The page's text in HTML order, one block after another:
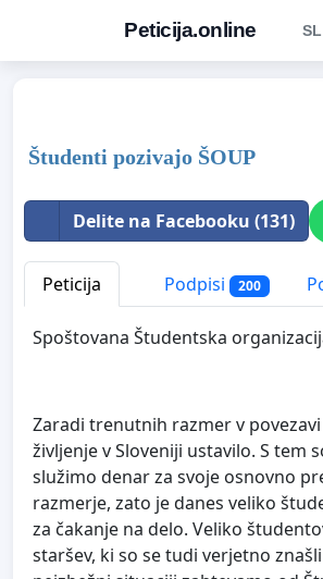
Peticija.online
Študenti pozivajo ŠOUP
Delite na Facebooku (131)
Peticija Podpisi 200
Spoštovana Študentska
Zaradi trenutnih razmer v
življenje v Sloveniji ustavilo. S
služimo denar za svoje osnovno
razmerje, zato je danes veliko
za čakanje na delo. Veliko
staršev, ki so se tudi verjetno